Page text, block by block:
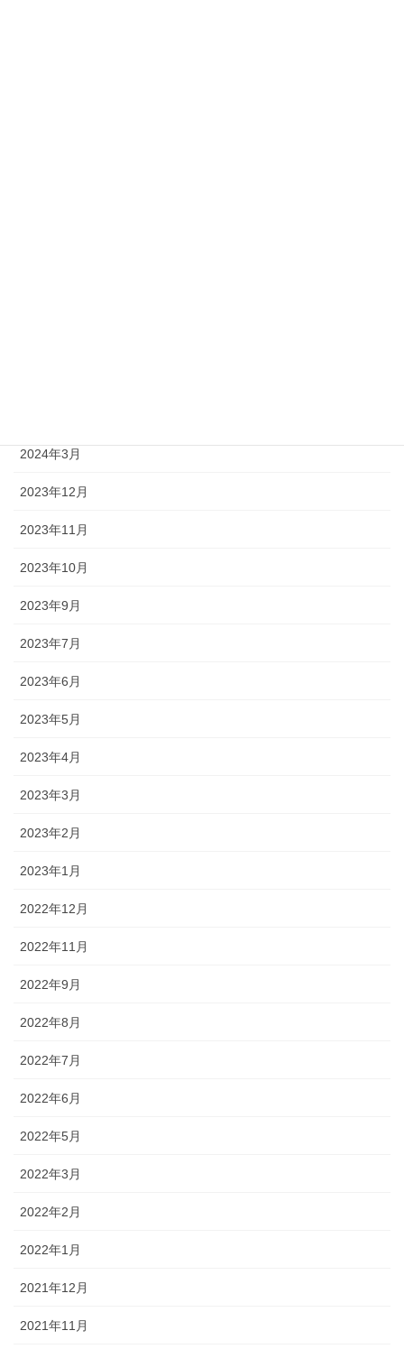
2024年3月
2023年12月
2023年11月
2023年10月
2023年9月
2023年7月
2023年6月
2023年5月
2023年4月
2023年3月
2023年2月
2023年1月
2022年12月
2022年11月
2022年9月
2022年8月
2022年7月
2022年6月
2022年5月
2022年3月
2022年2月
2022年1月
2021年12月
2021年11月